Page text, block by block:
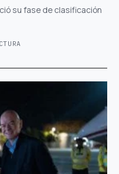
su fase de clasificación